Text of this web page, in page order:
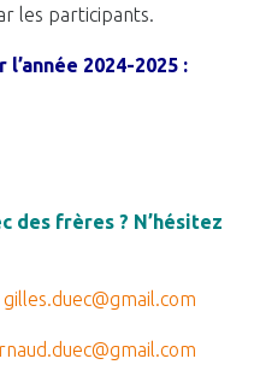
les participants.
2024-2025 :
des frères ? N’hésitez
gilles.duec@gmail.com